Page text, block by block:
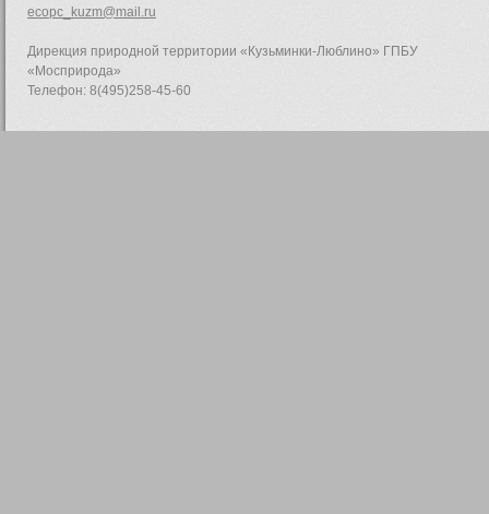
ecopc_kuzm@mail.ru
Дирекция природной территории «Кузьминки-Люблино» ГПБУ
«Мосприрода»
Телефон: 8(495)258-45-60